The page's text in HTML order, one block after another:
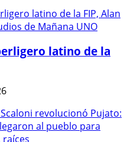
latino de la